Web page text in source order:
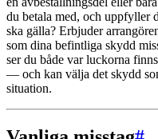
du betala med, och uppfyller
ska gälla? Erbjuder
som dina befintliga skydd
ser du både var luckorna
— och kan välja det skydd
situation.